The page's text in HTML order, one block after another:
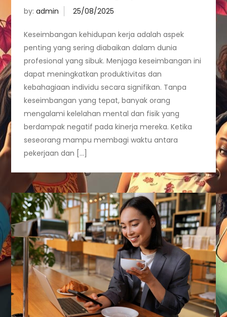
by:admin
Keseimbangan kehidupan kerja adalah aspek
penting yang sering diabaikan dalam dunia
profesional yang sibuk. Menjaga keseimbangan ini
dapat meningkatkan produktivitas dan
kebahagiaan individu secara signifikan. Tanpa
keseimbangan yang tepat, banyak orang
mengalami kelelahan mental dan fisik yang
berdampak negatif pada kinerja mereka. Ketika
seseorang mampu membagi waktu antara
pekerjaan dan […]